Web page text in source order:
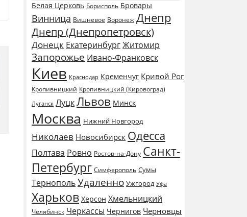
Белая Церковь Борисполь Бровары
Винница Вишневое Воронеж Днепр
Днепр (Днепропетровск)
Донецк ЕкатеринбургЖитомир
Запорожье Ивано-Франковск
Киев Краснодар Кременчуг Кривой Рог
Кропивницкий Кропивницкий (Кировоград)
Луганск ЛуцкЛьвов Минск
Москва Нижний Новгород
Николаев Новосибирск Одесса
Полтава Ровно Ростов-на-Дону Санкт-
Петербург Симферополь Сумы
ТернопольУдаленно Ужгород Уфа
Харьков Херсон Хмельницкий
Челябинск Черкассы Чернигов Черновцы